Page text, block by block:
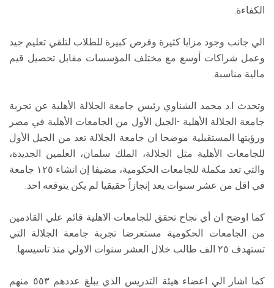
الكفاءة.
الي جانب وجود مزايا كثيرة وفرص كبيرة للطلاب لتلقي تعليم جيد
وعمل شراكات أوسع مع مختلف المؤسسات مقابل تحصيل قيم
مالية مناسبة.
وتحدث ا.د محمد الشناوي رئيس جامعة الجلالة الأهلية عن تجربة
جامعة الجلالة الأهلية -الجيل الأول من الجامعات الأهلية في مصر
ورؤيتها المستقبلية موضحا ان جامعة الجلالة تعد من الجيل الأول
للجامعات الأهلية مثل الجلالة، الملك سلمان، العلمين الجديدة،
والتي تعد مكملة للجامعات الحكومية، مضيفا إن انشاء ١٢٥ جامعة
في اقل من عشر سنوات يعد إنجازاً حقيقيا لم يكن يتوقعه احد.
كما اوضح ان أي نجاح تحقق للجامعات الاهلية قائم علي القادمين
من الجامعات الحكومية مستعرضا تجربة جامعة الجلالة التي
تستهدف ٢٥ الف طالب خلال العشر سنوات الاولي منذ تاسيسها.
كما اشار الي اعضاء هيئة التدريس الذي يبلغ عددهم ٥٥٣ منهم